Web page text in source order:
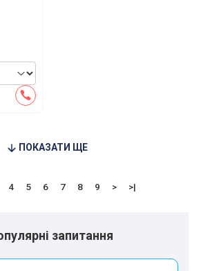
ПОКАЗАТИ ЩЕ
4 5 6 7 8 9 > >|
запитання